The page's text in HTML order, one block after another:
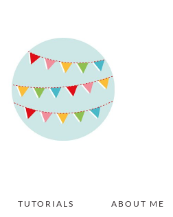
TUTORIALS ABOUT ME